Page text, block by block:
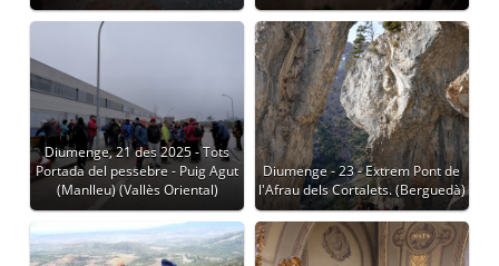
Diumenge, 21 des 2025 - Tots
Portada del pessebre - Puig Agut
(Manlleu) (Vallès Oriental)
Diumenge - 23 - Extrem Pont de
l'Afrau dels Cortalets. (Berguedà)